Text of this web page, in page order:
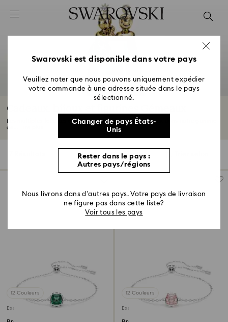
Accesskeys list
2 - Footer
4 - Search results
Cadeaux, bijoux et figurines Gémeaux
Les multiples facettes des Gémeaux brillent de mille feux dans notre gamme
de...
Filtres
Filtres
12 Couleurs
Exclusivité en ligne
12 Couleurs
Exclusivité en ligne
Swarovski est disponible dans votre pays
Veuillez noter que nous pouvons uniquement expédier
votre commande à une adresse située dans le pays
sélectionné.
Changer de pays États-
Unis
Rester dans le pays :
Autres pays/régions
Nous livrons dans d’autres pays. Votre pays de livraison
ne figure pas dans cette liste?
Voir tous les pays